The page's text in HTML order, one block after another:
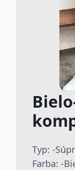
Typ: -
Farba: -